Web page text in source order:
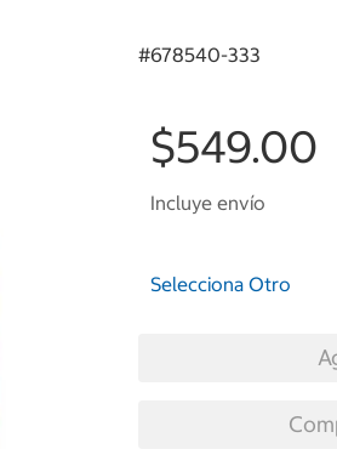
#678540-333
$549.00
Incluye envío
Selecciona Otro